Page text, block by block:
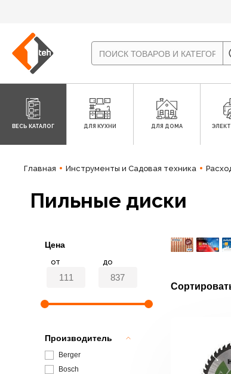
ВЕСЬ КАТАЛОГ ДЛЯ КУХНИ ДЛЯ ДОМА
Главная Инструменты и Садовая техника
Пильные диски
Цена
от до
Производитель
Berger
Bosch